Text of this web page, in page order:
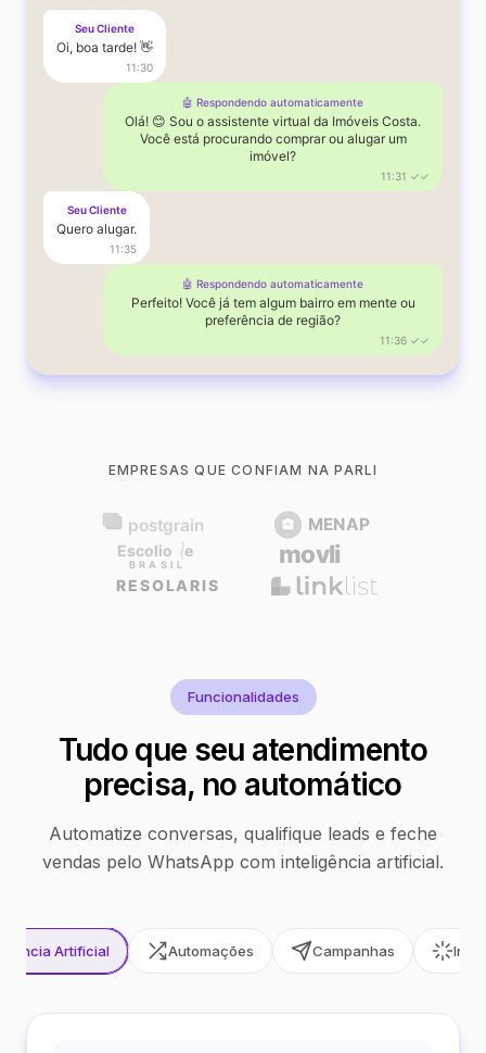
Seu Cliente
Oi, boa tarde! 👋
11:30
🤖 Respondendo automaticamente
Olá! 😊 Sou o assistente virtual da Imóveis Costa.
Você está procurando comprar ou alugar um
imóvel?
11:31 ✓✓
Seu Cliente
Quero alugar.
11:35
🤖 Respondendo automaticamente
Perfeito! Você já tem algum bairro em mente ou
preferência de região?
11:36 ✓✓
EMPRESAS QUE CONFIAM NA PARLI
Funcionalidades
Tudo que seu atendimento
precisa, no automático
Automatize conversas, qualifique leads e feche
vendas pelo WhatsApp com inteligência artificial.
Artificial Automações Campanhas